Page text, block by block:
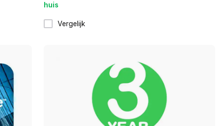
huis
Vergelijk